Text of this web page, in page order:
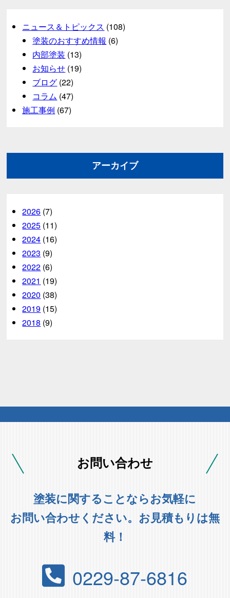
ニュース＆トピックス (108)
塗装のおすすめ情報 (6)
内部塗装 (13)
お知らせ (19)
ブログ (22)
コラム (47)
施工事例 (67)
アーカイブ
2026 (7)
2025 (11)
2024 (16)
2023 (9)
2022 (6)
2021 (19)
2020 (38)
2019 (15)
2018 (9)
お問い合わせ
塗装に関することならお気軽に
お問い合わせください。お見積もりは無
料！
0229-87-6816